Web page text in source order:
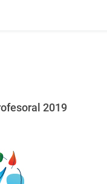
2019